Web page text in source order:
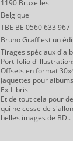
1190 Bruxelles
Belgique
TBE BE 0560 633 967
Bruno Graff est un
Tirages spéciaux
Port-folio
Offsets en format
Jaquettes pour albums
Ex-Libris
Et de tout cela pour
qui ne cesse de
belles images de BD..